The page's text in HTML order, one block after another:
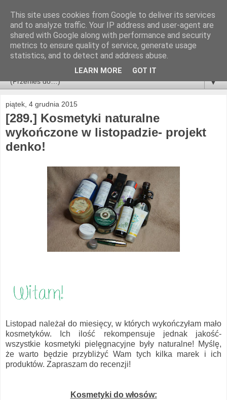
▼
piątek, 4 grudnia 2015
[289.] Kosmetyki naturalne
wykończone w listopadzie- projekt
denko!
Listopad należał do miesięcy, w których wykończyłam mało
kosmetyków. Ich ilość rekompensuje jednak jakość-
wszystkie kosmetyki pielęgnacyjne były naturalne! Myślę,
że warto będzie przybliżyć Wam tych kilka marek i ich
produktów. Zapraszam do recenzji!
Kosmetyki do włosów:
This site uses cookies from Google to deliver its services
and to analyze traffic. Your IP address and user-agent are
shared with Google along with performance and security
metrics to ensure quality of service, generate usage
statistics, and to detect and address abuse.
LEARN MORE GOT IT